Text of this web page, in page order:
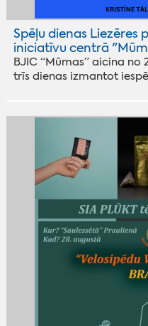
Spēļu dienas Liezēres
iniciatīvu centrā
BJIC “Mūmas” aicina no
trīs dienas izmantot